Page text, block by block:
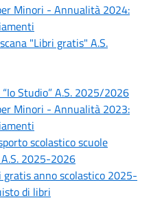
Minori - Annualità 2024:
"Libri gratis" A.S.
Studio” A.S. 2025/2026
Minori - Annualità 2023:
scolastico scuole
2025-2026
anno scolastico 2025-
di libri